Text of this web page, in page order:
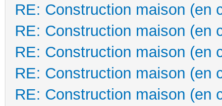
RE: Construction maison (en
RE: Construction maison (en
RE: Construction maison (en
RE: Construction maison (en
RE: Construction maison (en